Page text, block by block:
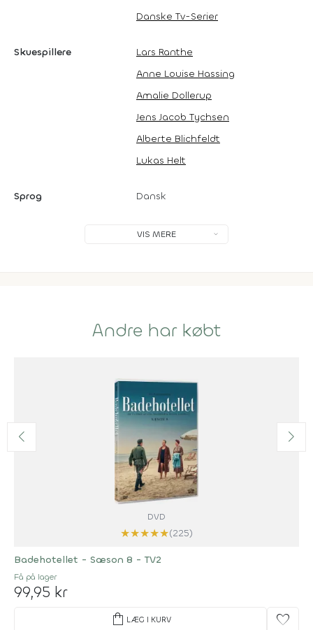
Danske Tv-Serier
Skuespillere
Lars Ranthe
Anne Louise Hassing
Amalie Dollerup
Jens Jacob Tychsen
Alberte Blichfeldt
Lukas Helt
Sprog Dansk
VIS MERE
Andre har købt
DVD
★★★★★(225)
Badehotellet - Sæson 8 - TV2
Få på lager
99,95 kr
shopping_bag LÆG I KURV favorite